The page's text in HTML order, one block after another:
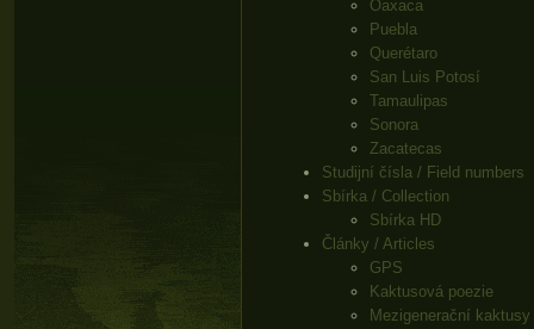
Oaxaca
Puebla
Querétaro
San Luis Potosí
Tamaulipas
Sonora
Zacatecas
Studijní čísla / Field numbers
Sbírka / Collection
Sbírka HD
Články / Articles
GPS
Kaktusová poezie
Mezigenerační kaktusy